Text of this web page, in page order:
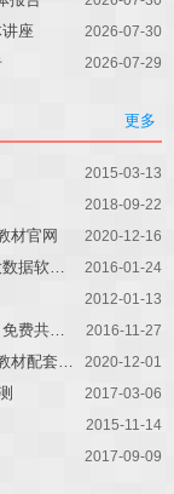
座 2026-07-30
2026-07-29
更多
2015-03-13
2018-09-22
材官网 2020-12-16
林子雨编著《大数据技术原理与应用》教材配套大数据软件安装和编程实践指南 2016-01-24
2012-01-13
重磅：大数据课程实验案例：网站用户行为分析（免费共享） 2016-11-27
林子雨编著《大数据技术原理与应用（第3版）》教材配套大数据软件安装和编程实践指南 2020-12-01
2017-03-06
2015-11-14
2017-09-09